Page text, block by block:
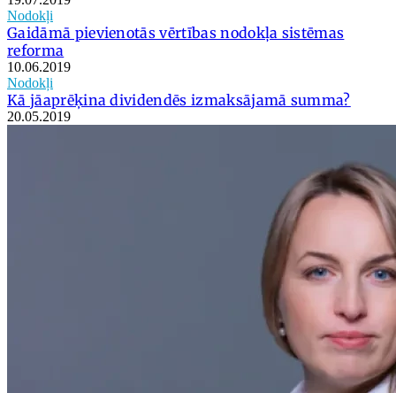
Nodokļi
Gaidāmā pievienotās vērtības nodokļa sistēmas
reforma
10.06.2019
Nodokļi
Kā jāaprēķina dividendēs izmaksājamā summa?
20.05.2019